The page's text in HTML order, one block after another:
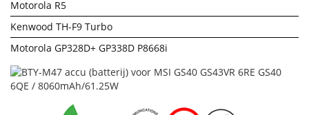
Motorola R5
Kenwood TH-F9 Turbo
Motorola GP328D+ GP338D P8668i